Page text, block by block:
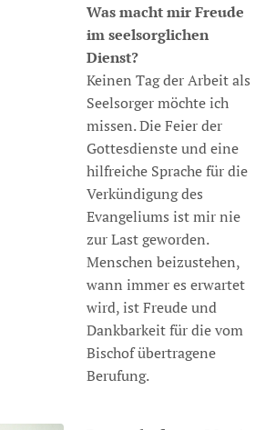
Was macht mir Freude
im seelsorglichen
Dienst?
Keinen Tag der Arbeit als
Seelsorger möchte ich
missen. Die Feier der
Gottesdienste und eine
hilfreiche Sprache für die
Verkündigung des
Evangeliums ist mir nie
zur Last geworden.
Menschen beizustehen,
wann immer es erwartet
wird, ist Freude und
Dankbarkeit für die vom
Bischof übertragene
Berufung.